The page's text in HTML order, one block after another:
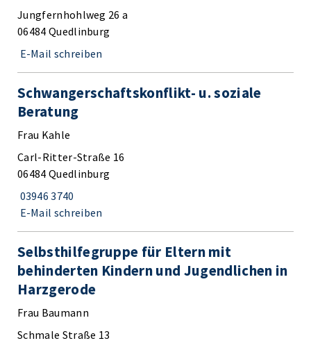
Jungfernhohlweg 26 a
06484 Quedlinburg
E-Mail schreiben
Schwangerschaftskonflikt- u. soziale
Beratung
Frau Kahle
Carl-Ritter-Straße 16
06484 Quedlinburg
03946 3740
E-Mail schreiben
Selbsthilfegruppe für Eltern mit
behinderten Kindern und Jugendlichen in
Harzgerode
Frau Baumann
Schmale Straße 13